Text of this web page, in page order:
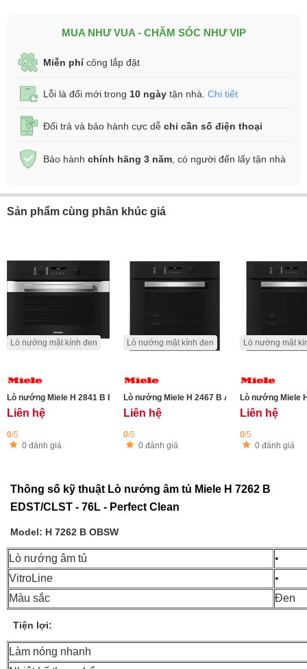
MUA NHƯ VUA - CHĂM SÓC NHƯ VIP
Miễn phícông lắp đặt
Lỗi là đổi mới trong 10 ngày tận nhà. Chi tiết
Đổi trả và bảo hành cực dễ chỉ cần số điện thoại
Bảo hành chính hãng 3 năm , có người đến lấy tận nhà
Sản phẩm cùng phân khúc giá
Lò nướng mặt kính đen
Lò nướng Miele H 2841 B EDST - 45cm
Liên hệ
0/5
0 đánh giá
Lò nướng mặt kính đen
Lò nướng Miele H 2467 B ACTIVE OBSW-
Liên hệ
0/5
0 đánh giá
Lò nướng mặt
Lò nướng Miele
Liên hệ
0/5
0 đánh giá
Thông số kỹ thuật Lò nướng âm tủ Miele H 7262 B
EDST/CLST - 76L - Perfect Clean
Model: H 7262 B OBSW
Lò nướng âm tủ
•
VitroLine
•
Màu sắc
Đen
Tiện lợi:
Làm nóng nhanh